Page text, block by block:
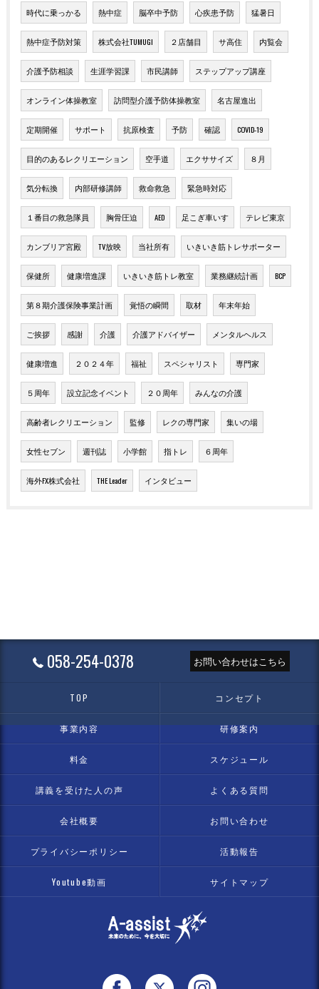
時代に乗っかる 熱中症 脳卒中予防 心疾患予防 猛暑日
熱中症予防対策 株式会社TUMUGI ２店舗目 サ高住 内覧会
介護予防相談 生涯学習課 市民講師 ステップアップ講座
オンライン体操教室 訪問型介護予防体操教室 名古屋進出
定期開催 サポート 抗原検査 予防 確認 COVID-19
目的のあるレクリエーション 空手道 エクササイズ ８月
気分転換 内部研修講師 救命救急 緊急時対応
１番目の救急隊員 胸骨圧迫 AED 足こぎ車いす テレビ東京
カンブリア宮殿 TV放映 当社所有 いきいき筋トレサポーター
保健所 健康増進課 いきいき筋トレ教室 業務継続計画 BCP
第８期介護保険事業計画 覚悟の瞬間 取材 年末年始
ご挨拶 感謝 介護 介護アドバイザー メンタルヘルス
健康増進 ２０２４年 福祉 スペシャリスト 専門家
５周年 設立記念イベント ２０周年 みんなの介護
高齢者レクリエーション 監修 レクの専門家 集いの場
女性セブン 週刊誌 小学館 指トレ ６周年
海外FX株式会社 THE Leader インタビュー
058-254-0378 お問い合わせはこちら
TOP コンセプト
事業内容 研修案内
料金 スケジュール
講義を受けた人の声 よくある質問
会社概要 お問い合わせ
プライバシーポリシー 活動報告
Youtube動画 サイトマップ